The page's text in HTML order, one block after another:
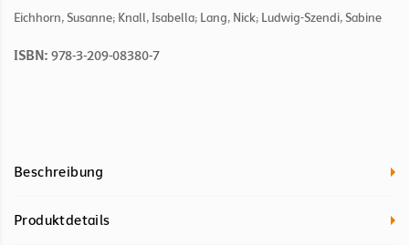
Eichhorn, Susanne; Knall, Isabella; Lang, Nick; Ludwig-Szendi, Sabine
ISBN: 978-3-209-08380-7
Beschreibung
Produktdetails